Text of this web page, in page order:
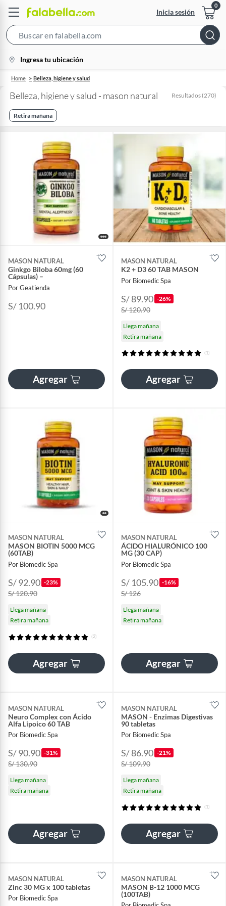
Inicia sesión
Bar
location-
icon
Ingresa tu ubicación
Home Belleza, higiene y salud
Belleza, higiene y salud - mason natural Resultados (270)
Retira mañana
MASON NATURAL
Ginkgo Biloba 60mg (60
Cápsulas) –
Por Geatienda
S/ 100.90
Agregar
MASON NATURAL
K2 + D3 60 TAB MASON
Por Biomedic Spa
S/ 89.90 -26%
S/ 120.90
Llega mañana
Retira mañana
(1)
Agregar
MASON NATURAL
MASON BIOTIN 5000 MCG
(60TAB)
Por Biomedic Spa
S/ 92.90 -23%
S/ 120.90
Llega mañana
Retira mañana
(2)
Agregar
MASON NATURAL
ÁCIDO HIALURÓNICO 100
MG (30 CAP)
Por Biomedic Spa
S/ 105.90 -16%
S/ 126
Llega mañana
Retira mañana
Agregar
MASON NATURAL
Neuro Complex con Ácido
Alfa Lipoico 60 TAB
Por Biomedic Spa
S/ 90.90 -31%
S/ 130.90
Llega mañana
Retira mañana
Agregar
MASON NATURAL
MASON - Enzimas Digestivas
90 tabletas
Por Biomedic Spa
S/ 86.90 -21%
S/ 109.90
Llega mañana
Retira mañana
(1)
Agregar
MASON NATURAL
Zinc 30 MG x 100 tabletas
Por Biomedic Spa
MASON NATURAL
MASON B-12 1000 MCG
(100TAB)